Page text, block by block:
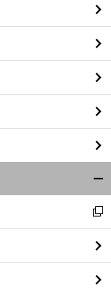
る
閉
る
新
し
い
ウ
ィ